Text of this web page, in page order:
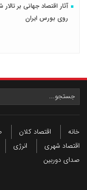
آثار اقتصاد جهانی بر
روی بورس ایران
خانه اقتصاد کلان
اقتصاد شهری
انرژی
صدای دوربین